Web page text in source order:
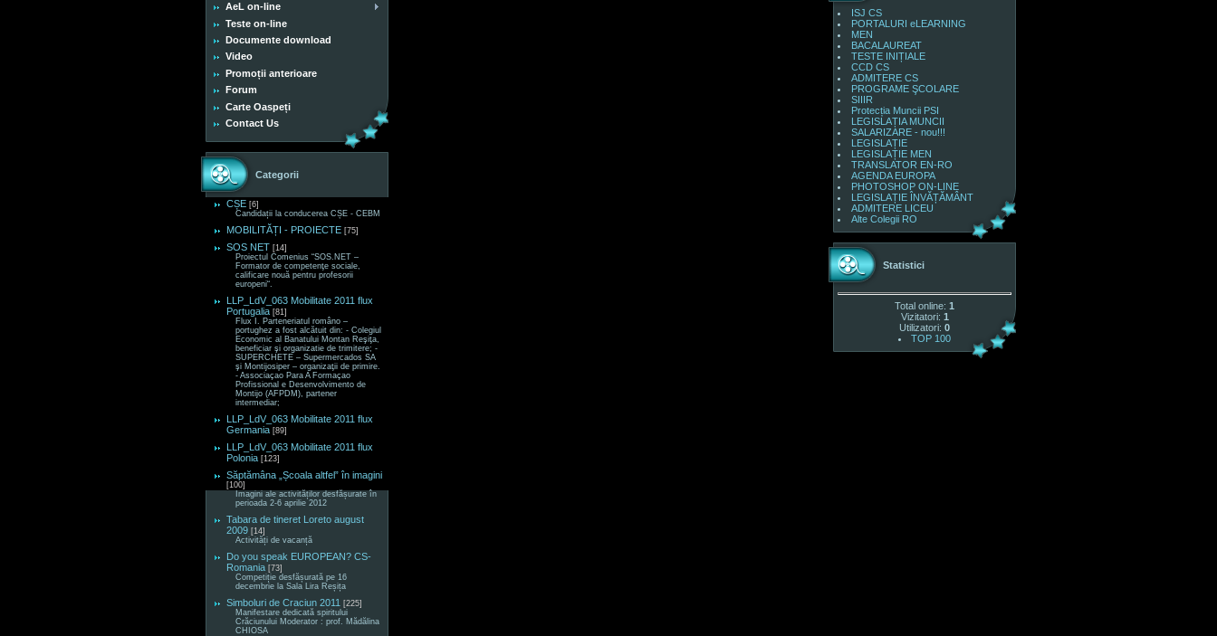
AeL on-line
Teste on-line
Documente download
Video
Promoții anterioare
Forum
Carte Oaspeți
Contact Us
Categorii
CȘE [6]
Candidații la conducerea CȘE - CEBM
MOBILITĂȚI - PROIECTE [75]
SOS NET [14]
Proiectul Comenius “SOS.NET –
Formator de competenţe sociale,
calificare nouă pentru profesorii
europeni“.
LLP_LdV_063 Mobilitate 2011 flux
Portugalia [81]
Flux I. Parteneriatul româno –
portughez a fost alcătuit din: - Colegiul
Economic al Banatului Montan Reşiţa,
beneficiar şi organizatie de trimitere; -
SUPERCHETE – Supermercados SA
şi Montijosiper – organizaţii de primire.
- Associaçao Para A Formaçao
Profissional e Desenvolvimento de
Montijo (AFPDM), partener
intermediar;
LLP_LdV_063 Mobilitate 2011 flux
Germania [89]
LLP_LdV_063 Mobilitate 2011 flux
Polonia [123]
Săptămâna „Școala altfel” în imagini
[100]
Imagini ale activităților desfășurate în
perioada 2-6 aprilie 2012
Tabara de tineret Loreto august
2009 [14]
Activități de vacanță
Do you speak EUROPEAN? CS-
Romania [73]
Competiție desfășurată pe 16
decembrie la Sala Lira Reșița
Simboluri de Craciun 2011 [225]
Manifestare dedicată spiritului
Crăciunului Moderator : prof. Mădălina
CHIOSA
ISJ CS
PORTALURI eLEARNING
MEN
BACALAUREAT
TESTE INIȚIALE
CCD CS
ADMITERE CS
PROGRAME ŞCOLARE
SIIIR
Protecția Muncii PSI
LEGISLAȚIA MUNCII
SALARIZARE - nou!!!
LEGISLAȚIE
LEGISLAȚIE MEN
TRANSLATOR EN-RO
AGENDA EUROPA
PHOTOSHOP ON-LINE
LEGISLAȚIE ÎNVĂȚĂMÂNT
ADMITERE LICEU
Alte Colegii RO
Statistici
Total online: 1
Vizitatori: 1
Utilizatori: 0
TOP 100